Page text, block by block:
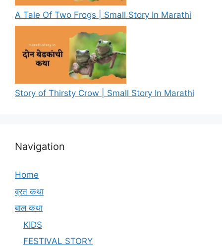
A Tale Of Two Frogs | Small Story In Marathi
Story of Thirsty Crow | Small Story In Marathi
Navigation
Home
व्रत कथा
बाल कथा
KIDS
FESTIVAL STORY